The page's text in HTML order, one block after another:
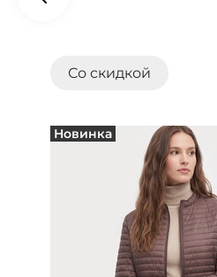
Со скидкой
Новинка